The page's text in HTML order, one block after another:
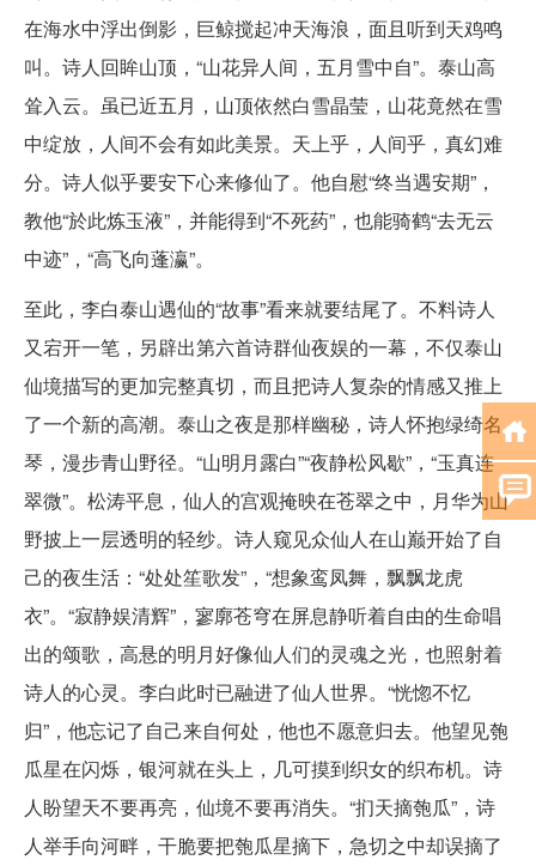
在海水中浮出倒影，巨鲸搅起冲天海浪，面且听到天鸡鸣
叫。诗人回眸山顶，“山花异人间，五月雪中自”。泰山高
耸入云。虽已近五月，山顶依然白雪晶莹，山花竟然在雪
中绽放，人间不会有如此美景。天上乎，人间乎，真幻难
分。诗人似乎要安下心来修仙了。他自慰“终当遇安期”，
教他“於此炼玉液”，并能得到“不死药”，也能骑鹤“去无云
中迹”，“高飞向蓬瀛”。
至此，李白泰山遇仙的“故事”看来就要结尾了。不料诗人
又宕开一笔，另辟出第六首诗群仙夜娱的一幕，不仅泰山
仙境描写的更加完整真切，而且把诗人复杂的情感又推上
了一个新的高潮。泰山之夜是那样幽秘，诗人怀抱绿绮名
琴，漫步青山野径。“山明月露白”“夜静松风歇”，“玉真连
翠微”。松涛平息，仙人的宫观掩映在苍翠之中，月华为山
野披上一层透明的轻纱。诗人窥见众仙人在山巅开始了自
己的夜生活：“处处笙歌发”，“想象鸾凤舞，飘飘龙虎
衣”。“寂静娱清辉”，寥廓苍穹在屏息静听着自由的生命唱
出的颂歌，高悬的明月好像仙人们的灵魂之光，也照射着
诗人的心灵。李白此时已融进了仙人世界。“恍惚不忆
归”，他忘记了自己来自何处，他也不愿意归去。他望见匏
瓜星在闪烁，银河就在头上，几可摸到织女的织布机。诗
人盼望天不要再亮，仙境不要再消失。“扪天摘匏瓜”，诗
人举手向河畔，干脆要把匏瓜星摘下，急切之中却误摘了